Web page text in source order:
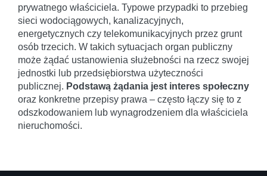
prywatnego właściciela. Typowe przypadki to przebieg
sieci wodociągowych, kanalizacyjnych,
energetycznych czy telekomunikacyjnych przez grunt
osób trzecich. W takich sytuacjach organ publiczny
może żądać ustanowienia służebności na rzecz swojej
jednostki lub przedsiębiorstwa użyteczności
publicznej. Podstawą żądania jest interes społeczny
oraz konkretne przepisy prawa – często łączy się to z
odszkodowaniem lub wynagrodzeniem dla właściciela
nieruchomości.